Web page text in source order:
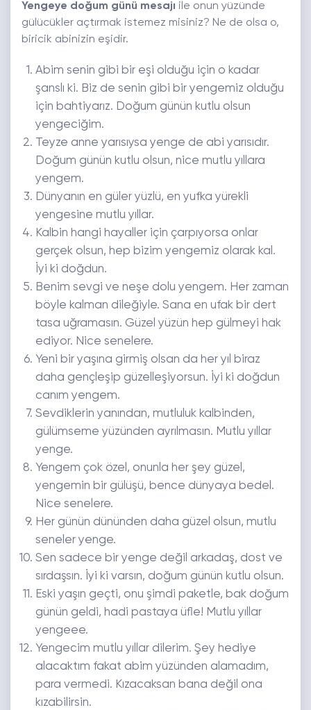
Yengeye doğum günü mesajı ile onun yüzünde
gülücükler açtırmak istemez misiniz? Ne de olsa o,
biricik abinizin eşidir.
Abim senin gibi bir eşi olduğu için o kadar
şanslı ki. Biz de senin gibi bir yengemiz olduğu
için bahtiyarız. Doğum günün kutlu olsun
yengeciğim.
Teyze anne yarısıysa yenge de abi yarısıdır.
Doğum günün kutlu olsun, nice mutlu yıllara
yengem.
Dünyanın en güler yüzlü, en yufka yürekli
yengesine mutlu yıllar.
Kalbin hangi hayaller için çarpıyorsa onlar
gerçek olsun, hep bizim yengemiz olarak kal.
İyi ki doğdun.
Benim sevgi ve neşe dolu yengem. Her zaman
böyle kalman dileğiyle. Sana en ufak bir dert
tasa uğramasın. Güzel yüzün hep gülmeyi hak
ediyor. Nice senelere.
Yeni bir yaşına girmiş olsan da her yıl biraz
daha gençleşip güzelleşiyorsun. İyi ki doğdun
canım yengem.
Sevdiklerin yanından, mutluluk kalbinden,
gülümseme yüzünden ayrılmasın. Mutlu yıllar
yenge.
Yengem çok özel, onunla her şey güzel,
yengemin bir gülüşü, bence dünyaya bedel.
Nice senelere.
Her günün dününden daha güzel olsun, mutlu
seneler yenge.
Sen sadece bir yenge değil arkadaş, dost ve
sırdaşsın. İyi ki varsın, doğum günün kutlu olsun.
Eski yaşın geçti, onu şimdi paketle, bak doğum
günün geldi, hadi pastaya üfle! Mutlu yıllar
yengeee.
Yengecim mutlu yıllar dilerim. Şey hediye
alacaktım fakat abim yüzünden alamadım,
para vermedi. Kızacaksan bana değil ona
kızabilirsin.